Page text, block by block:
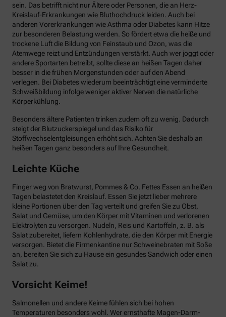
sein. Das betrifft nicht nur Ältere oder Personen, die an Herz-
Kreislauf-Erkrankungen wie Bluthochdruck leiden. Auch bei
anderen Vorerkrankungen wie Asthma oder Diabetes kann Hitze
zur besonderen Belastung werden. So fördert etwa die heiße und
trockene Luft die Bildung von Feinstaub und Ozon, was die
Atemwege reizt und Entzündungen verstärkt. Auch wer joggt oder
andere Sportarten betreibt, sollte diese an heißen Tagen daher
besser in die frühen Morgenstunden oder auf den Abend
verlegen. Bei Diabetes wiederum beeinträchtigt eine verminderte
Schweißbildung infolge weniger aktiver Nerven die natürliche
Körperkühlung.
Besonders ältere Patienten trinken zudem oft zu wenig. Dadurch
steigt der Blutzuckerspiegel und das Risiko für
Stoffwechselentgleisungen erhöht sich. Achten Sie deshalb an
heißen Tagen ganz besonders auf Ihre Gesundheit.
Leichte Küche
Finger weg von Bratwurst, Pommes & Co. Fettes Essen an heißen
Tagen belastetet den Kreislauf. Essen Sie jetzt lieber mehrere
kleine Portionen über den Tag verteilt und greifen Sie zu Obst,
Salat und Gemüse, um den Körper mit Vitaminen und verlorenen
Elektrolyten zu versorgen. Nudeln, Reis und Kartoffeln, z. B. als
Salat zubereitet, liefern Kohlenhydrate, die den Körper mit Energie
versorgen. Bietet die Firmenkantine nur Schweinebraten mit Soße
an, bereiten Sie sich zu Hause ein gesundes Sandwich oder einen
Salat zu.
Vorsicht Keime!
Salmonellen und andere Keime fühlen sich bei hohen
Temperaturen besonders wohl. Wer ernsthafte Magen-Darm-